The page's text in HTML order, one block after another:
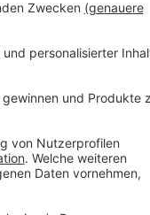
Außerdem wurden
registriert, 45
75.623.